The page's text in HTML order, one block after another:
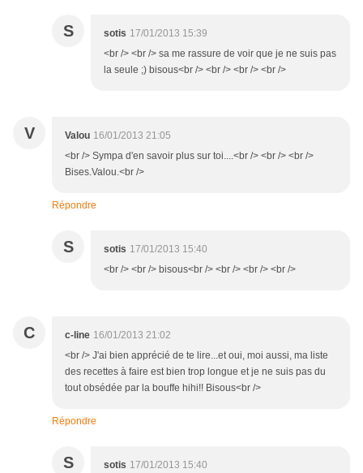
S sotis 17/01/2013 15:39
<br /> <br /> sa me rassure de voir que je ne suis pas
la seule ;) bisous<br /> <br /> <br /> <br />
V Valou 16/01/2013 21:05
<br /> Sympa d'en savoir plus sur toi....<br /> <br /> <br />
Bises.Valou.<br />
Répondre
S sotis 17/01/2013 15:40
<br /> <br /> bisous<br /> <br /> <br /> <br />
C c-line 16/01/2013 21:02
<br /> J'ai bien apprécié de te lire...et oui, moi aussi, ma liste
des recettes à faire est bien trop longue et je ne suis pas du
tout obsédée par la bouffe hihi!! Bisous<br />
Répondre
S sotis 17/01/2013 15:40